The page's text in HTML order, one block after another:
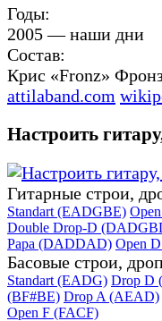
Годы:
2005 — наши дни
Состав:
Крис «Fronz»
attilaband.com
Настроить
Гитарные строи,
Standart (EADGBE)
Double Drop-D
Papa (DADDAD) Open
Басовые строи,
Standart (EADG) Drop D
(BF#BE) Drop A (AEAD)
Open F (FACF)